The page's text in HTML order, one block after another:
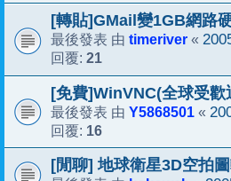
[轉貼]GMail變1GB網路
最後發表 由 timeriver «
回覆: 21
[免費]WinVNC(全球受歡
最後發表 由 Y5868501 «
回覆: 16
[閒聊] 地球衛星3D空拍